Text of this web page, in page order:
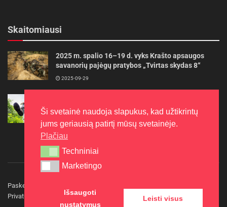
Skaitomiausi
2025 m. spalio 16–19 d. vyks Krašto apsaugos
savanorių pajėgų pratybos „Tvirtas skydas 8“
2025-09-29
ilgiau
2022-06-27
Paskelbkite naujieną
Privatumo politika
Kontaktai
Ši svetainė naudoja slapukus, kad užtikrintų
jums geriausią patirtį mūsų svetainėje.
Plačiau
Techniniai
Techniniai
Marketingo
Marketingo
Išsaugoti
nustatymus
Leisti visus